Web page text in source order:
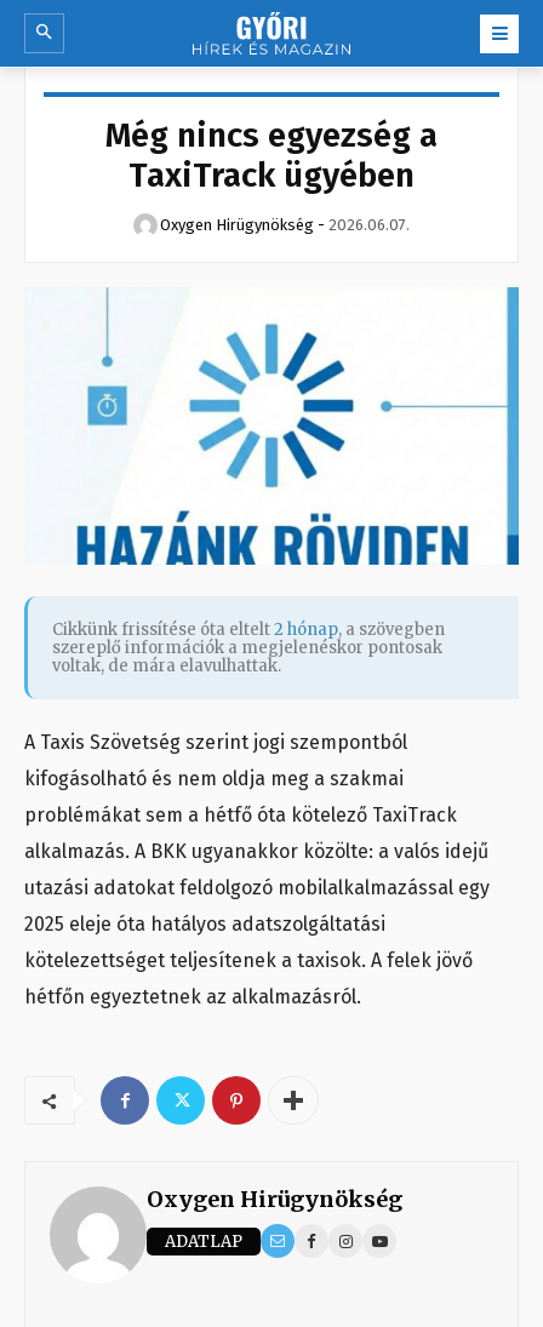
Még nincs egyezség a
TaxiTrack ügyében
Oxygen Hirügynökség - 2026.06.07.
Cikkünk frissítése óta eltelt2 hónap, a szövegben
szereplő információk a megjelenéskor pontosak
voltak, de mára elavulhattak.
A Taxis Szövetség szerint jogi szempontból
kifogásolható és nem oldja meg a szakmai
problémákat sem a hétfő óta kötelező TaxiTrack
alkalmazás. A BKK ugyanakkor közölte: a valós idejű
utazási adatokat feldolgozó mobilalkalmazással egy
2025 eleje óta hatályos adatszolgáltatási
kötelezettséget teljesítenek a taxisok. A felek jövő
hétfőn egyeztetnek az alkalmazásról.
Oxygen Hirügynökség
ADATLAP